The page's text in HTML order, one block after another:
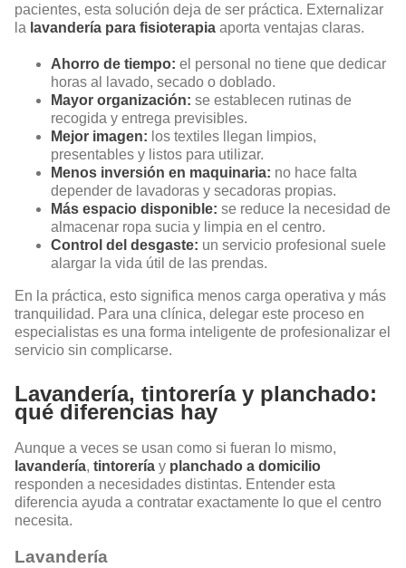
pacientes, esta solución deja de ser práctica. Externalizar
la lavandería para fisioterapia aporta ventajas claras.
Ahorro de tiempo: el personal no tiene que dedicar
horas al lavado, secado o doblado.
Mayor organización: se establecen rutinas de
recogida y entrega previsibles.
Mejor imagen: los textiles llegan limpios,
presentables y listos para utilizar.
Menos inversión en maquinaria: no hace falta
depender de lavadoras y secadoras propias.
Más espacio disponible: se reduce la necesidad de
almacenar ropa sucia y limpia en el centro.
Control del desgaste: un servicio profesional suele
alargar la vida útil de las prendas.
En la práctica, esto significa menos carga operativa y más
tranquilidad. Para una clínica, delegar este proceso en
especialistas es una forma inteligente de profesionalizar el
servicio sin complicarse.
Lavandería, tintorería y planchado:
qué diferencias hay
Aunque a veces se usan como si fueran lo mismo,
lavandería, tintorería y planchado a domicilio
responden a necesidades distintas. Entender esta
diferencia ayuda a contratar exactamente lo que el centro
necesita.
Lavandería